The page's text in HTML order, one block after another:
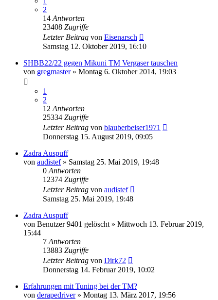
2
14 Antworten
23408 Zugriffe
Letzter Beitrag von Eisenarsch
Samstag 12. Oktober 2019, 16:10
SHBB22/22 gegen Mikuni TM Vergaser tauschen
von gregmaster» Montag 6. Oktober 2014, 19:03
1
2
12 Antworten
25334 Zugriffe
Letzter Beitrag von blauberbeiser1971
Donnerstag 15. August 2019, 09:05
Zadra Auspuff
von audistef» Samstag 25. Mai 2019, 19:48
0 Antworten
12374 Zugriffe
Letzter Beitrag von audistef
Samstag 25. Mai 2019, 19:48
Zadra Auspuff
von Benutzer 9401 gelöscht » Mittwoch 13. Februar 2019,
15:44
7 Antworten
13883 Zugriffe
Letzter Beitrag von Dirk72
Donnerstag 14. Februar 2019, 10:02
Erfahrungen mit Tuning bei der TM?
von derapedriver» Montag 13. März 2017, 19:56